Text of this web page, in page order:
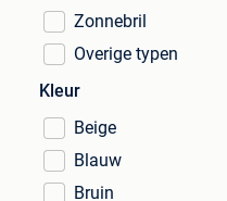
Zonnebril
Overige typen
Kleur
Beige
Blauw
Bruin